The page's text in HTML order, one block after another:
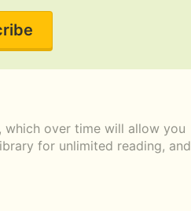
which over time will allow you
for unlimited reading, and